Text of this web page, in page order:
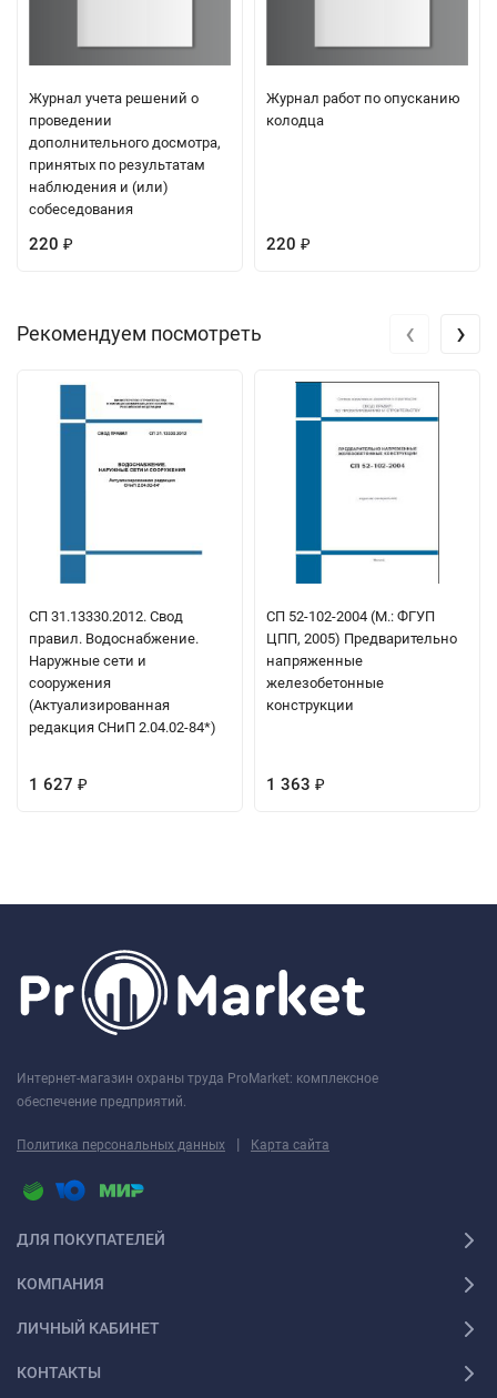
Журнал учета решений о
проведении
дополнительного досмотра,
принятых по результатам
наблюдения и (или)
собеседования
220 ₽
Журнал работ по опусканию
колодца
220 ₽
Рекомендуем посмотреть
СП 31.13330.2012. Свод
правил. Водоснабжение.
Наружные сети и
сооружения
(Актуализированная
редакция СНиП 2.04.02-84*)
1 627 ₽
СП 52-102-2004 (М.: ФГУП
ЦПП, 2005) Предварительно
напряженные
железобетонные
конструкции
1 363 ₽
‹ ›
Интернет-магазин охраны труда ProMarket: комплексное
обеспечение предприятий.
Политика персональных данных | Карта сайта
ДЛЯ ПОКУПАТЕЛЕЙ
КОМПАНИЯ
ЛИЧНЫЙ КАБИНЕТ
КОНТАКТЫ